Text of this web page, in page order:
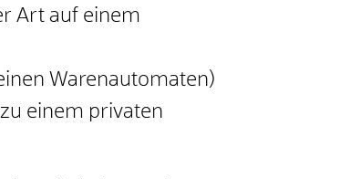
Art auf einem
Warenautomaten)
einem privaten